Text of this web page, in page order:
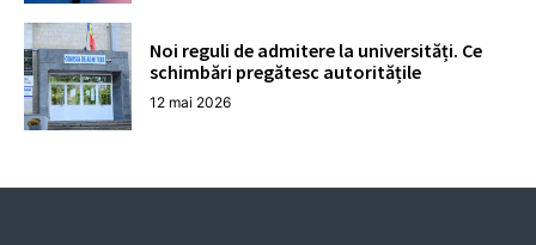
Noi reguli de admitere la universități. Ce
schimbări pregătesc autoritățile
12 mai 2026